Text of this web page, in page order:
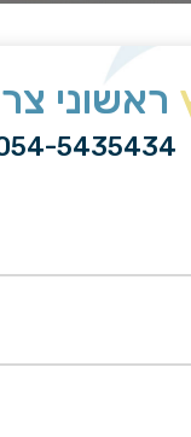
ראשוני
5435434